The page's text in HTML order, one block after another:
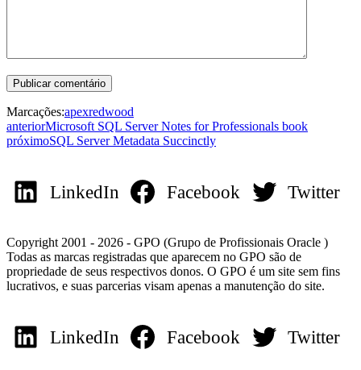
Marcações:apexredwood
anteriorMicrosoft SQL Server Notes for Professionals book
próximoSQL Server Metadata Succinctly
LinkedIn Facebook Twitter
Copyright 2001 - 2026 - GPO (Grupo de Profissionais Oracle )
Todas as marcas registradas que aparecem no GPO são de
propriedade de seus respectivos donos. O GPO é um site sem fins
lucrativos, e suas parcerias visam apenas a manutenção do site.
LinkedIn Facebook Twitter